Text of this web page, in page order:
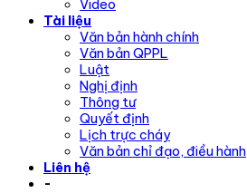
Video
Tài liệu
Văn bản hành chính
Văn bản QPPL
Luật
Nghị định
Thông tư
Quyết định
Lịch trực cháy
Văn bản chỉ đạo, điều hành
Liên hệ
-